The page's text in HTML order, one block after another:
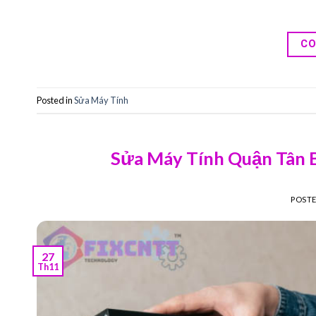
Posted inSửa Máy Tính
Sửa Máy Tính Quận Tân
27
Th11